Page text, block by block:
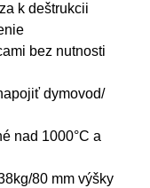
k deštrukcii
bez nutnosti
dymovod/
nad 1000°C a
80 mm výšky